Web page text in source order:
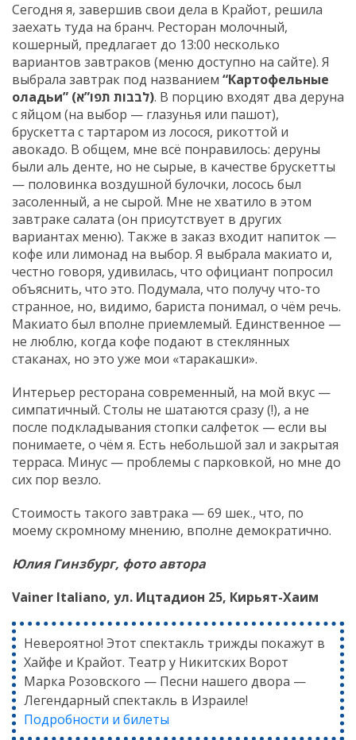
Сегодня я, завершив свои дела в Крайот, решила
заехать туда на бранч. Ресторан молочный,
кошерный, предлагает до 13:00 несколько
вариантов завтраков (меню доступно на сайте). Я
выбрала завтрак под названием “Картофельные
оладьи” (לבבות תפו”א). В порцию входят два деруна
с яйцом (на выбор — глазунья или пашот),
брускетта с тартаром из лосося, рикоттой и
авокадо. В общем, мне всё понравилось: деруны
были аль денте, но не сырые, в качестве брускетты
— половинка воздушной булочки, лосось был
засоленный, а не сырой. Мне не хватило в этом
завтраке салата (он присутствует в других
вариантах меню). Также в заказ входит напиток —
кофе или лимонад на выбор. Я выбрала макиато и,
честно говоря, удивилась, что официант попросил
объяснить, что это. Подумала, что получу что-то
странное, но, видимо, бариста понимал, о чём речь.
Макиато был вполне приемлемый. Единственное —
не люблю, когда кофе подают в стеклянных
стаканах, но это уже мои «таракашки».
Интерьер ресторана современный, на мой вкус —
симпатичный. Столы не шатаются сразу (!), а не
после подкладывания стопки салфеток — если вы
понимаете, о чём я. Есть небольшой зал и закрытая
терраса. Минус — проблемы с парковкой, но мне до
сих пор везло.
Стоимость такого завтрака — 69 шек., что, по
моему скромному мнению, вполне демократично.
Юлия Гинзбург, фото автора
Vainer Italiano, ул. Ицтадион 25, Кирьят-Хаим
Невероятно! Этот спектакль трижды покажут в
Хайфе и Крайот. Театр у Никитских Ворот
Марка Розовского — Песни нашего двора —
Легендарный спектакль в Израиле!
Подробности и билеты